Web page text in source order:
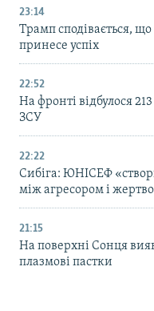
23:14
Трамп сподівається,
принесе успіх
22:52
На фронті відбулося
ЗСУ
22:22
Сибіга: ЮНІСЕФ
між агресором і
21:15
На поверхні Сонця
плазмові пастки